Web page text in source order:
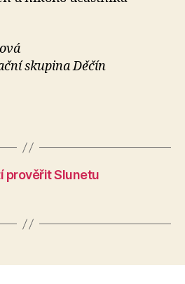
skupina Děčín
prověřit Slunetu